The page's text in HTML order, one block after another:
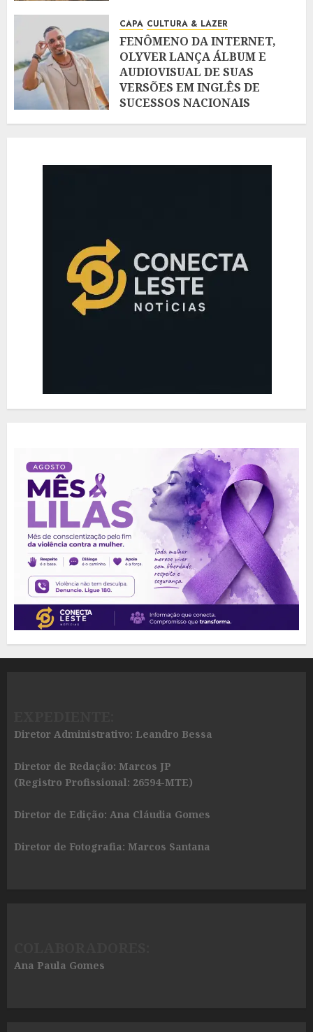
CAPA CULTURA & LAZER
FENÔMENO DA INTERNET,
OLYVER LANÇA ÁLBUM E
AUDIOVISUAL DE SUAS
VERSÕES EM INGLÊS DE
SUCESSOS NACIONAIS
Diretor Administrativo: Leandro Bessa
Diretor de Redação: Marcos JP
(Registro Profissional: 26594-MTE)
Diretor de Edição: Ana Cláudia Gomes
Diretor de Fotografia: Marcos Santana
Ana Paula Gomes